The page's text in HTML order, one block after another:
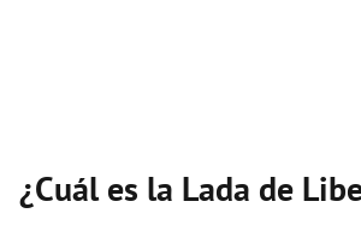
¿Cuál es la Lada de